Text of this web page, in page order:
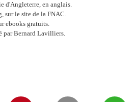
d'Angleterre, en anglais.
sur le site de la FNAC.
ebooks gratuits.
par Bernard Lavilliers.